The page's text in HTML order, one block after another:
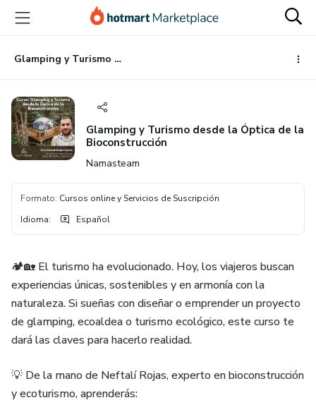
principal
página
de
página
Glamping y Turismo desde la Óptica de la Bioconstrucción
Glamping y Turismo desde la Óptica de la
Bioconstrucción
Namasteam
Formato: Cursos online y Servicios de Suscripción
Idioma: Español
🏕️🏡 El turismo ha evolucionado. Hoy, los viajeros buscan
experiencias únicas, sostenibles y en armonía con la
naturaleza. Si sueñas con diseñar o emprender un proyecto
de glamping, ecoaldea o turismo ecológico, este curso te
dará las claves para hacerlo realidad.
💡 De la mano de Neftalí Rojas, experto en bioconstrucción
y ecoturismo, aprenderás: